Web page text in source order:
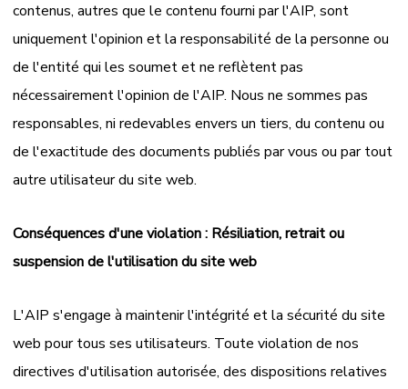
contenus, autres que le contenu fourni par l'AIP, sont
uniquement l'opinion et la responsabilité de la personne ou
de l'entité qui les soumet et ne reflètent pas
nécessairement l'opinion de l'AIP. Nous ne sommes pas
responsables, ni redevables envers un tiers, du contenu ou
de l'exactitude des documents publiés par vous ou par tout
autre utilisateur du site web.
Conséquences d'une violation : Résiliation, retrait ou
suspension de l'utilisation du site web
L'AIP s'engage à maintenir l'intégrité et la sécurité du site
web pour tous ses utilisateurs. Toute violation de nos
directives d'utilisation autorisée, des dispositions relatives